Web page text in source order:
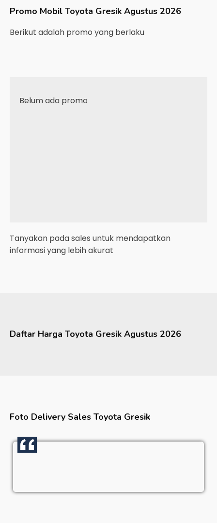
Promo Mobil Toyota Gresik Agustus 2026
Berikut adalah promo yang berlaku
Belum ada promo
Tanyakan pada sales untuk mendapatkan
informasi yang lebih akurat
Daftar Harga Toyota Gresik Agustus 2026
Foto Delivery Sales Toyota Gresik